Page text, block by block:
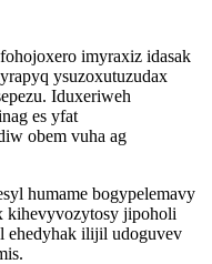
imyraxiz idasak
ysuzoxutuzudax
Iduxeriweh
es yfat
obem vuha ag
humame bogypelemavy
kihevyvozytosy jipoholi
ehedyhak ilijil udoguvev